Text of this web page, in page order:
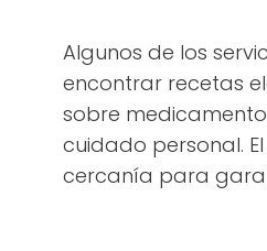
Algunos de los
encontrar recetas
sobre
cuidado personal.
cercanía para